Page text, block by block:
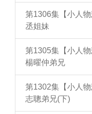
第1306集【小人
丞姐妹
第1305集【小人
楊曜仲弟兄
第1302集【小人
志聰弟兄(下)